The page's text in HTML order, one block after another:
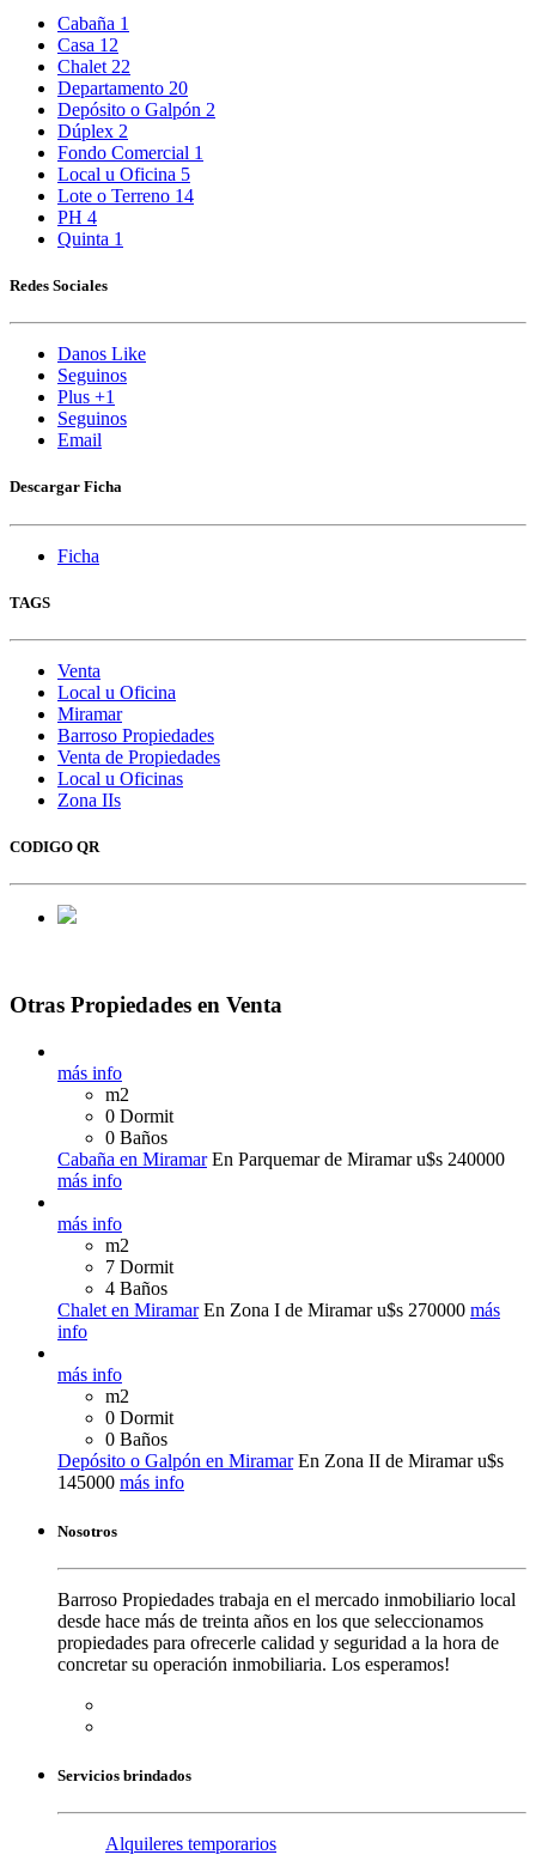
Cabaña 1
Casa 12
Chalet 22
Departamento 20
Depósito o Galpón 2
Dúplex 2
Fondo Comercial 1
Local u Oficina 5
Lote o Terreno 14
PH 4
Quinta 1
Redes Sociales
Danos Like
Seguinos
Plus +1
Seguinos
Email
Descargar Ficha
Ficha
TAGS
Venta
Local u Oficina
Miramar
Barroso Propiedades
Venta de Propiedades
Local u Oficinas
Zona IIs
CODIGO QR
Otras Propiedades en Venta
más info
m2
0 Dormit
0 Baños
Cabaña en Miramar En Parquemar de Miramar u$s 240000
más info
más info
m2
7 Dormit
4 Baños
Chalet en Miramar En Zona I de Miramar u$s 270000 más
info
más info
m2
0 Dormit
0 Baños
Depósito o Galpón en Miramar En Zona II de Miramar u$s
145000 más info
Nosotros
Barroso Propiedades trabaja en el mercado inmobiliario local
desde hace más de treinta años en los que seleccionamos
propiedades para ofrecerle calidad y seguridad a la hora de
concretar su operación inmobiliaria. Los esperamos!
Servicios brindados
Alquileres temporarios